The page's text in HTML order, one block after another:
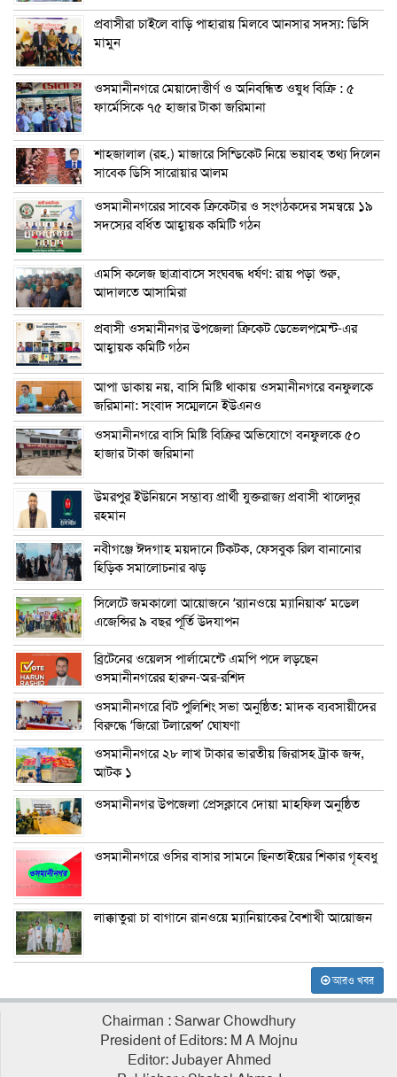
প্রবাসীরা চাইলে বাড়ি পাহারায় মিলবে আনসার সদস্য: ডিসি
মামুন
ওসমানীনগরে মেয়াদোত্তীর্ণ ও অনিবন্ধিত ওষুধ বিক্রি : ৫
ফার্মেসিকে ৭৫ হাজার টাকা জরিমানা
শাহজালাল (রহ.) মাজারে সিন্ডিকেট নিয়ে ভয়াবহ তথ্য দিলেন
সাবেক ডিসি সারোয়ার আলম
ওসমানীনগরের সাবেক ক্রিকেটার ও সংগঠকদের সমন্বয়ে ১৯
সদস্যের বর্ধিত আহ্বায়ক কমিটি গঠন
এম‌সি কলেজ ছাত্রাবাসে সংঘবদ্ধ ধর্ষণ: রায় পড়া শুরু,
আদালতে আসামিরা
প্রবাসী ওসমানীনগর উপজেলা ক্রিকেট ডেভেলপমেন্ট-এর
আহ্বায়ক কমিটি গঠন
আপা ডাকায় নয়, বাসি মিষ্টি থাকায় ওসমানীনগরে বনফুলকে
জরিমানা: সংবাদ সম্মেলনে ইউএনও
ওসমানীনগরে বাসি মিষ্টি বিক্রির অভিযোগে বনফুলকে ৫০
হাজার টাকা জরিমানা
উমরপুর ইউনিয়নে সম্ভাব্য প্রার্থী যুক্তরাজ্য প্রবাসী খালেদুর
রহমান
নবীগঞ্জে ঈদগাহ ময়দানে টিকটক, ফেসবুক রিল বানানোর
হিড়িক সমালোচনার ঝড়
সিলেটে জমকালো আয়োজনে ‘র‍্যানওয়ে ম্যানিয়াক’ মডেল
এজেন্সির ৯ বছর পূর্তি উদযাপন
ব্রিটেনের ওয়েলস পার্লামেন্টে এমপি পদে লড়ছেন
ওসমানীনগরের হারুন-অর-রশিদ
ওসমানীনগরে বিট পুলিশিং সভা অনুষ্ঠিত: মাদক ব্যবসায়ীদের
বিরুদ্ধে ‘জিরো টলারেন্স’ ঘোষণা
ওসমানীনগরে ২৮ লাখ টাকার ভারতীয় জিরাসহ ট্রাক জব্দ,
আটক ১
ওসমানীনগর উপজেলা প্রেসক্লাবে দোয়া মাহফিল অনুষ্ঠিত
ওসমানীনগরে ওসির বাসার সামনে ছিনতাইয়ের শিকার গৃহবধু
লাক্কাতুরা চা বাগানে রানওয়ে ম্যানিয়াকের বৈশাখী আয়োজন
আরও খবর
Chairman : Sarwar Chowdhury
President of Editors: M A Mojnu
Editor: Jubayer Ahmed